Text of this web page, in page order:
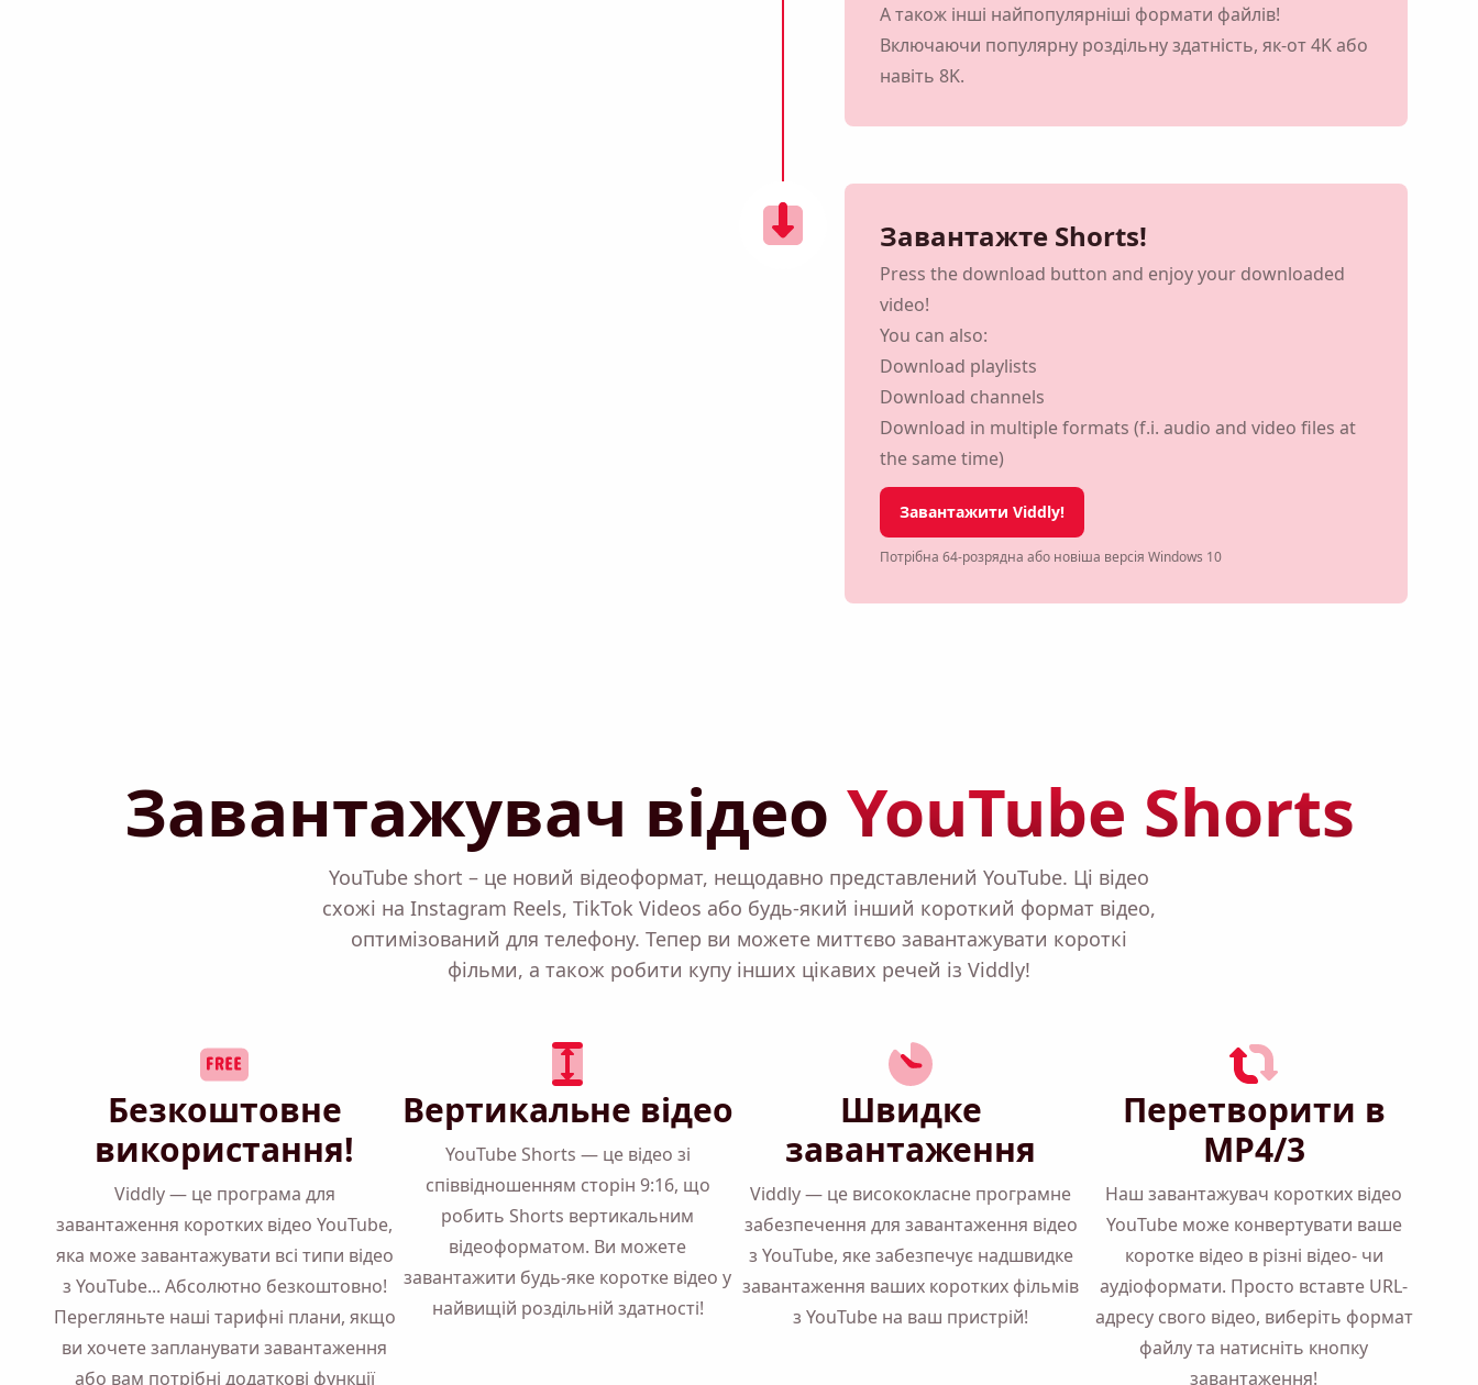
А також інші найпопулярніші формати файлів!
Включаючи популярну роздільну здатність, як-от4Kабо
навіть 8K.
Завантажте Shorts!
Press the download button and enjoy your downloaded
video!
You can also:
Download playlists
Download channels
Download in multiple formats (f.i. audio and video files at
the same time)
Завантажити Viddly!
Потрібна 64-розрядна або новіша версія Windows 10
Завантажувач відео YouTube Shorts
YouTube short – це новий відеоформат, нещодавно представлений YouTube. Ці відео
схожі на Instagram Reels, TikTok Videos або будь-який інший короткий формат відео,
оптимізований для телефону. Тепер ви можете миттєво завантажувати короткі
фільми, а також робити купу інших цікавих речей із Viddly!
Безкоштовне
використання!
Viddly — це програма для
завантаження коротких відео YouTube,
яка може завантажувати всі типи відео
з YouTube... Абсолютно безкоштовно!
Перегляньте наші тарифні плани, якщо
ви хочете запланувати завантаження
або вам потрібні додаткові функції
Вертикальне відео
YouTube Shorts — це відео зі
співвідношенням сторін 9:16, що
робить Shorts вертикальним
відеоформатом. Ви можете
завантажити будь-яке коротке відео у
найвищій роздільній здатності!
Швидке
завантаження
Viddly — це висококласне програмне
забезпечення для завантаження відео
з YouTube, яке забезпечує надшвидке
завантаження ваших коротких фільмів
з YouTube на ваш пристрій!
Перетворити в
MP4/3
Наш завантажувач коротких відео
YouTube може конвертувати ваше
коротке відео в різні відео- чи
аудіоформати. Просто вставте URL-
адресу свого відео, виберіть формат
файлу та натисніть кнопку
завантаження!